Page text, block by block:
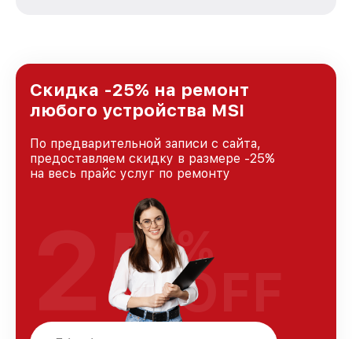
Новосибирске, постоянно повышая уровень
доверия и лояльности наших клиентов.
Скидка -25% на ремонт
любого устройства MSI
По предварительной записи с сайта,
предоставляем скидку в размере -25%
на весь прайс услуг по ремонту
25%
OFF